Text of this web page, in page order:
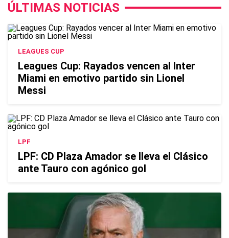
ÚLTIMAS NOTICIAS
LEAGUES CUP
Leagues Cup: Rayados vencen al Inter
Miami en emotivo partido sin Lionel
Messi
LPF
LPF: CD Plaza Amador se lleva el Clásico
ante Tauro con agónico gol